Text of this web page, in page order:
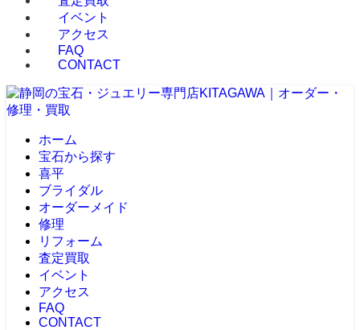
イベント
アクセス
FAQ
CONTACT
ホーム
宝石から探す
喜平
ブライダル
オーダーメイド
修理
リフォーム
査定買取
イベント
アクセス
FAQ
CONTACT